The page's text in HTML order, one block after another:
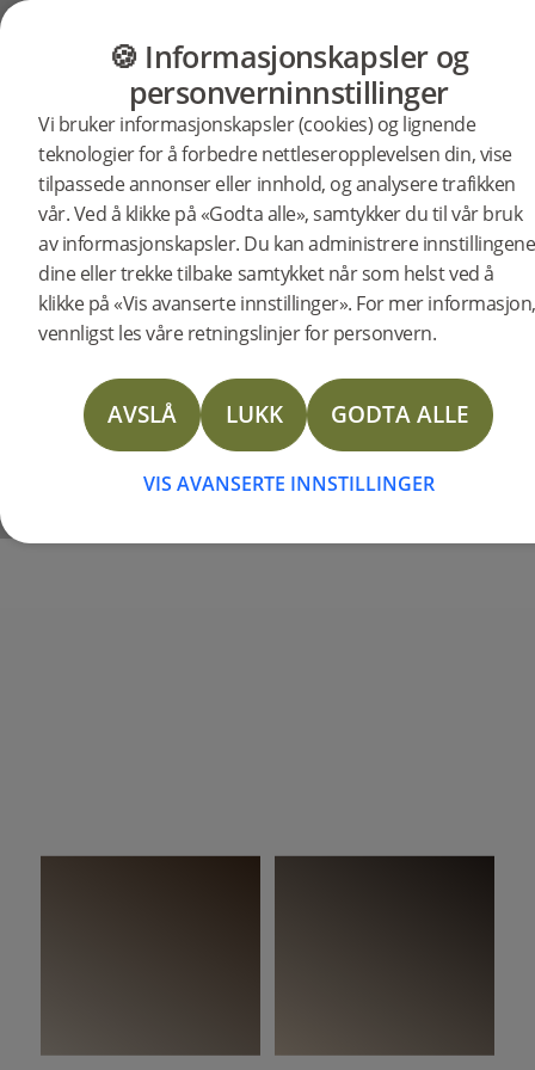
MØBLER PRODUKTER
🍪 Informasjonskapsler og
personverninnstillinger
Vi bruker informasjonskapsler (cookies) og lignende
teknologier for å forbedre nettleseropplevelsen din, vise
tilpassede annonser eller innhold, og analysere trafikken
vår. Ved å klikke på «Godta alle», samtykker du til vår bruk
av informasjonskapsler. Du kan administrere innstillingene
dine eller trekke tilbake samtykket når som helst ved å
klikke på «Vis avanserte innstillinger». For mer informasjon,
vennligst les våre retningslinjer for personvern.
AVSLÅ LUKK GODTA ALLE
VIS AVANSERTE INNSTILLINGER
BJELIN STORIES
Et
stilfullt
og
hjem